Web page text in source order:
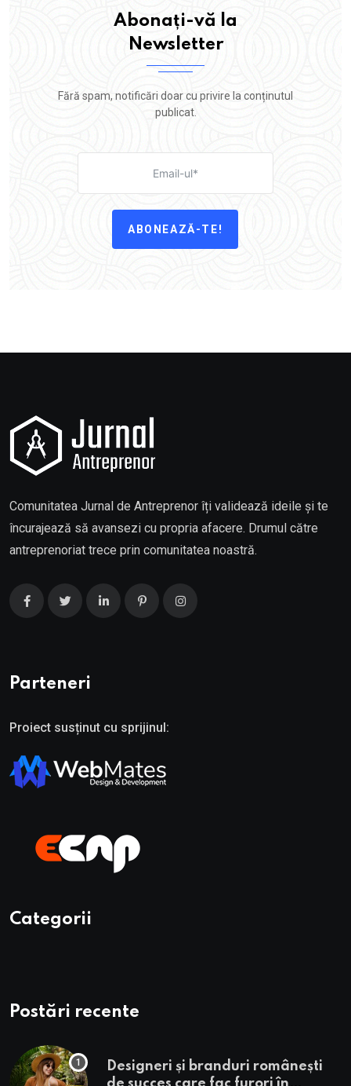
Abonați-vă la
Newsletter
Fără spam, notificări doar cu privire la conținutul
publicat.
ABONEAZĂ-TE!
Comunitatea Jurnal de Antreprenor îți validează ideile și te
încurajează să avansezi cu propria afacere. Drumul către
antreprenoriat trece prin comunitatea noastră.
Parteneri
Proiect susținut cu sprijinul:
Categorii
Postări recente
Designeri și branduri românești